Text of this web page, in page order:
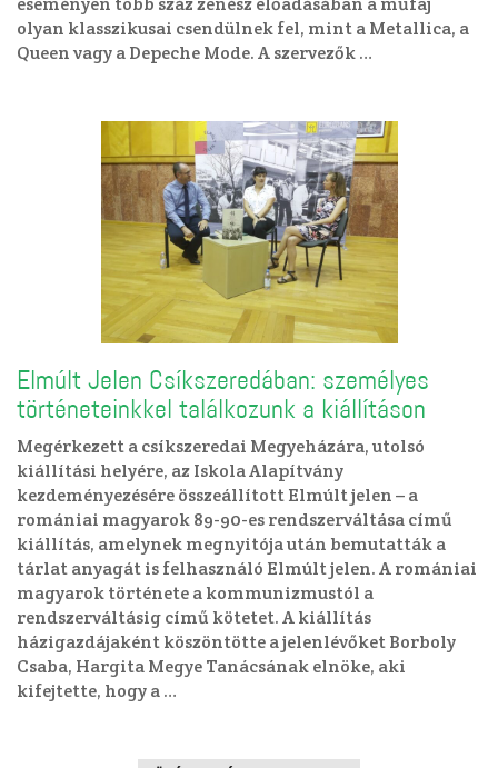
olyan klasszikusai csendülnek fel, mint a Metallica, a
Queen vagy a Depeche Mode. A szervezők …
Elmúlt Jelen Csíkszeredában: személyes
történeteinkkel találkozunk a kiállításon
Megérkezett a csíkszeredai Megyeházára, utolsó
kiállítási helyére, az Iskola Alapítvány
kezdeményezésére összeállított Elmúlt jelen – a
romániai magyarok 89-90-es rendszerváltása című
kiállítás, amelynek megnyitója után bemutatták a
tárlat anyagát is felhasználó Elmúlt jelen. A romániai
magyarok története a kommunizmustól a
rendszerváltásig című kötetet. A kiállítás
házigazdájaként köszöntötte a jelenlévőket Borboly
Csaba, Hargita Megye Tanácsának elnöke, aki
kifejtette, hogy a …